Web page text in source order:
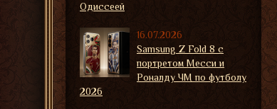
Одиссеей
16.07.2026
Samsung Z Fold 8 с
портретом Месси и
Роналду ЧМ по футболу
2026